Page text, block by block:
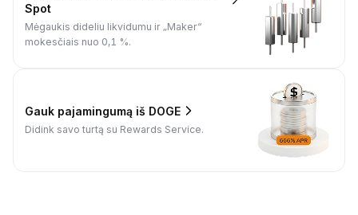
Spot
Mėgaukis dideliu likvidumu ir „Maker“
mokesčiais nuo 0,1 %.
Gauk pajamingumą iš DOGE
Didink savo turtą su Rewards Service.